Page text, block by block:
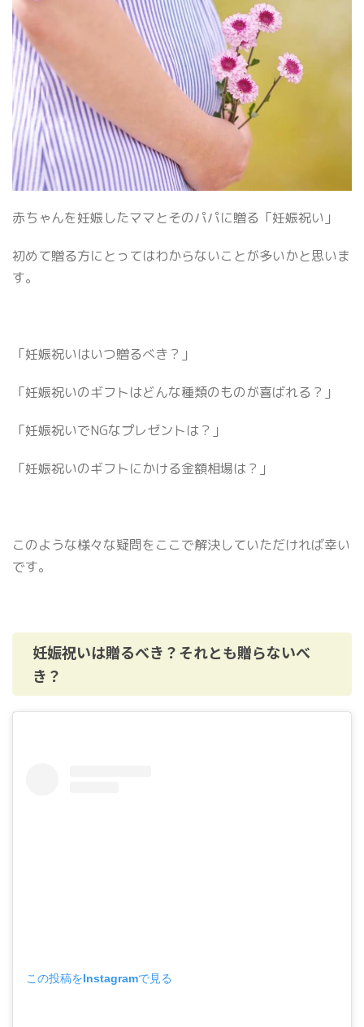
赤ちゃんを妊娠したママとそのパパに贈る「妊娠祝い」
初めて贈る方にとってはわからないことが多いかと思いま
す。
「妊娠祝いはいつ贈るべき？」
「妊娠祝いのギフトはどんな種類のものが喜ばれる？」
「妊娠祝いでNGなプレゼントは？」
「妊娠祝いのギフトにかける金額相場は？」
このような様々な疑問をここで解決していただければ幸い
です。
妊娠祝いは贈るべき？それとも贈らないべ
き？
この投稿をInstagramで見る